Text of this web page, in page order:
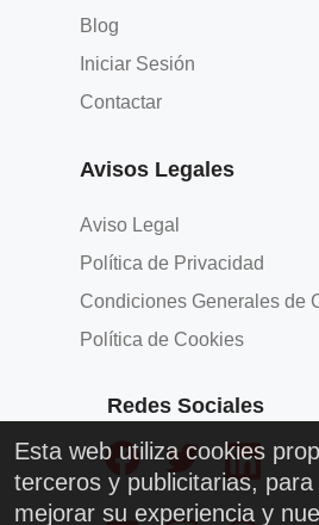
Blog
Iniciar Sesión
Contactar
Avisos Legales
Aviso Legal
Política de Privacidad
Condiciones Generales de
Política de Cookies
Redes Sociales
Esta web utiliza cookies
terceros y publicitarias,
mejorar su experiencia y